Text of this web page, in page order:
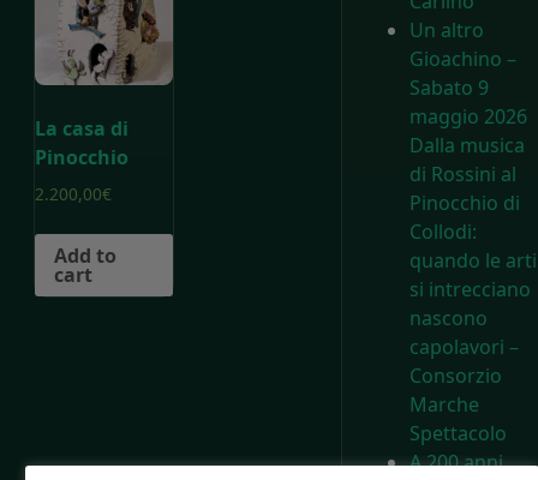
La casa di
Pinocchio
2.200,00€
Add to
cart
Un altro
Gioachino –
Sabato 9
maggio 2026
Dalla musica
di Rossini al
Pinocchio di
Collodi:
quando le arti
si intrecciano
nascono
capolavori –
Consorzio
Marche
Spettacolo
A 200 anni